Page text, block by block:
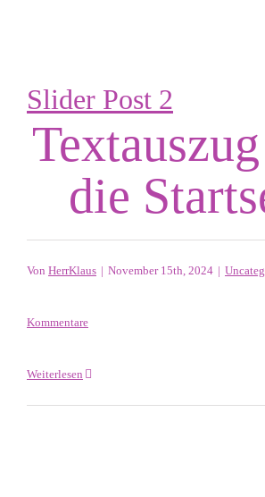
Slider Post 2
die
Von HerrKlaus | November 15th, 2024 |
Kommentare
Weiterlesen